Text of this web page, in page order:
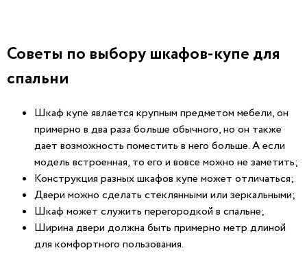
Советы по выбору шкафов-купе для
спальни
Шкаф купе является крупным предметом мебели, он
примерно в два раза больше обычного, но он также
дает возможность поместить в него больше. А если
модель встроенная, то его и вовсе можно не заметить;
Конструкция разных шкафов купе может отличаться;
Двери можно сделать стеклянными или зеркальными;
Шкаф может служить перегородкой в спальне;
Ширина двери должна быть примерно метр длиной
для комфортного пользования.